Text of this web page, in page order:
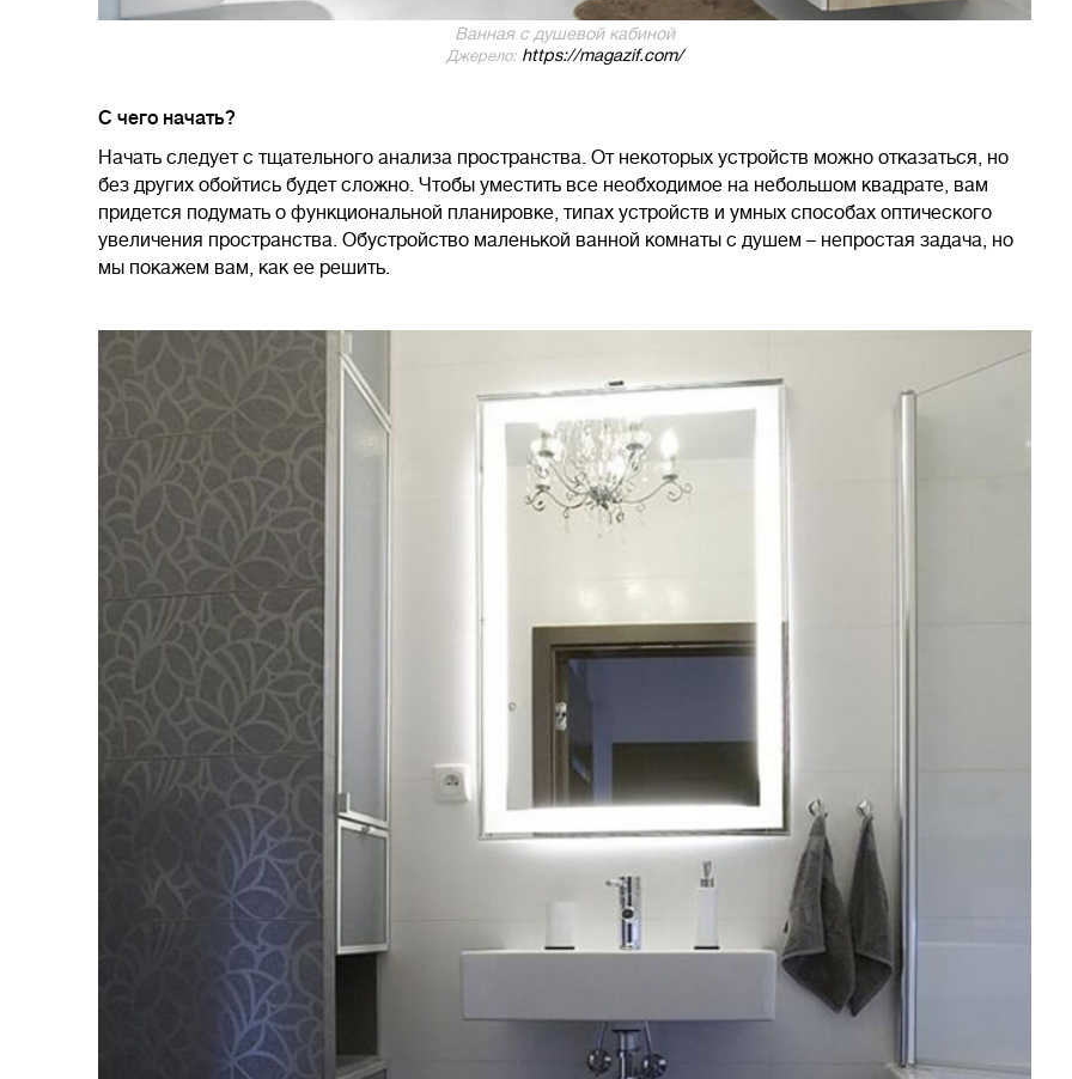
Ванная с душевой кабиной
Джерело: https://magazif.com/
С чего начать?
Начать следует с тщательного анализа пространства. От некоторых устройств можно отказаться, но
без других обойтись будет сложно. Чтобы уместить все необходимое на небольшом квадрате, вам
придется подумать о функциональной планировке, типах устройств и умных способах оптического
увеличения пространства. Обустройство маленькой ванной комнаты с душем – непростая задача, но
мы покажем вам, как ее решить.